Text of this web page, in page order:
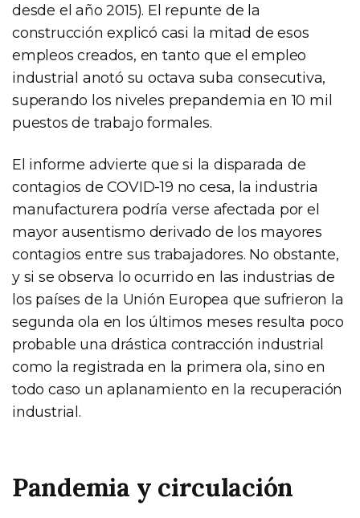
desde el año 2015). El repunte de la
construcción explicó casi la mitad de esos
empleos creados, en tanto que el empleo
industrial anotó su octava suba consecutiva,
superando los niveles prepandemia en 10 mil
puestos de trabajo formales.
El informe advierte que si la disparada de
contagios de COVID-19 no cesa, la industria
manufacturera podría verse afectada por el
mayor ausentismo derivado de los mayores
contagios entre sus trabajadores. No obstante,
y si se observa lo ocurrido en las industrias de
los países de la Unión Europea que sufrieron la
segunda ola en los últimos meses resulta poco
probable una drástica contracción industrial
como la registrada en la primera ola, sino en
todo caso un aplanamiento en la recuperación
industrial.
Pandemia y circulación